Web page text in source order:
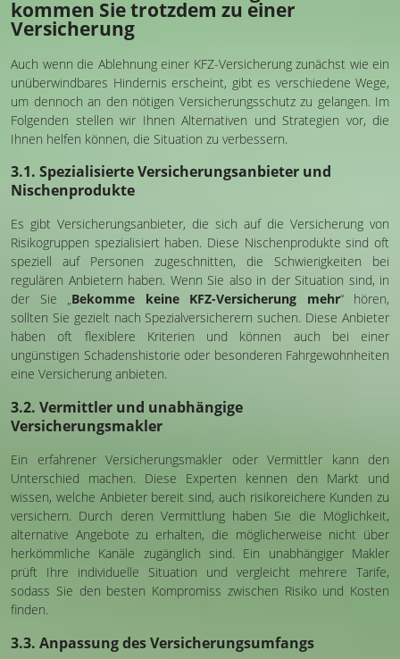
kommen Sie trotzdem zu einer
Versicherung
Auch wenn die Ablehnung einer KFZ-Versicherung zunächst wie ein
unüberwindbares Hindernis erscheint, gibt es verschiedene Wege,
um dennoch an den nötigen Versicherungsschutz zu gelangen. Im
Folgenden stellen wir Ihnen Alternativen und Strategien vor, die
Ihnen helfen können, die Situation zu verbessern.
3.1. Spezialisierte Versicherungsanbieter und
Nischenprodukte
Es gibt Versicherungsanbieter, die sich auf die Versicherung von
Risikogruppen spezialisiert haben. Diese Nischenprodukte sind oft
speziell auf Personen zugeschnitten, die Schwierigkeiten bei
regulären Anbietern haben. Wenn Sie also in der Situation sind, in
der Sie „Bekomme keine KFZ-Versicherung mehr“ hören,
sollten Sie gezielt nach Spezialversicherern suchen. Diese Anbieter
haben oft flexiblere Kriterien und können auch bei einer
ungünstigen Schadenshistorie oder besonderen Fahrgewohnheiten
eine Versicherung anbieten.
3.2. Vermittler und unabhängige
Versicherungsmakler
Ein erfahrener Versicherungsmakler oder Vermittler kann den
Unterschied machen. Diese Experten kennen den Markt und
wissen, welche Anbieter bereit sind, auch risikoreichere Kunden zu
versichern. Durch deren Vermittlung haben Sie die Möglichkeit,
alternative Angebote zu erhalten, die möglicherweise nicht über
herkömmliche Kanäle zugänglich sind. Ein unabhängiger Makler
prüft Ihre individuelle Situation und vergleicht mehrere Tarife,
sodass Sie den besten Kompromiss zwischen Risiko und Kosten
finden.
3.3. Anpassung des Versicherungsumfangs